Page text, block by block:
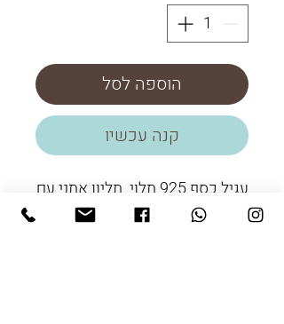
הוספה לסל
קנה עכשיו
עגיל כסף 925 תלוי. תליון אתני עם
אבן טורקיז.